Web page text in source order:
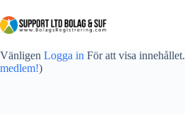
Vänligen Logga in För att visa innehållet.
medlem!)